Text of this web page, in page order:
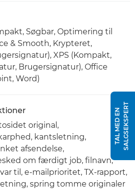
Søgbar, Optimering til
& Smooth, Krypteret,
XPS (Kompakt,
Brugersignatur), Office
Word)
original,
kantsletning,
afsendelse,
om færdigt job, filnavn,
til, e-mailprioritet, TX-rapport,
spring tomme originaler
T
A
L
M
E
D
E
N
S
A
L
G
S
E
K
S
P
E
RT